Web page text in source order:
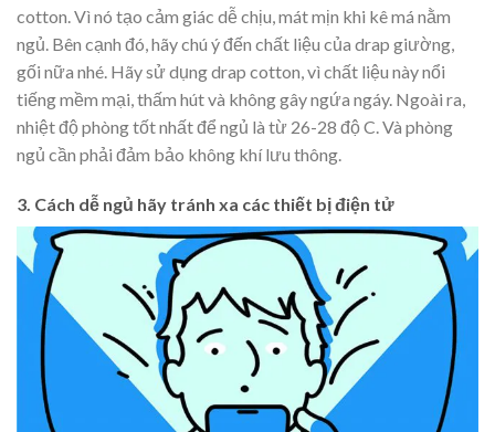
cotton. Vì nó tạo cảm giác dễ chịu, mát mịn khi kê má nằm
ngủ. Bên cạnh đó, hãy chú ý đến chất liệu của drap giường,
gối nữa nhé. Hãy sử dụng drap cotton, vì chất liệu này nổi
tiếng mềm mại, thấm hút và không gây ngứa ngáy. Ngoài ra,
nhiệt độ phòng tốt nhất để ngủ là từ 26-28 độ C. Và phòng
ngủ cần phải đảm bảo không khí lưu thông.
3. Cách dễ ngủ hãy tránh xa các thiết bị điện tử